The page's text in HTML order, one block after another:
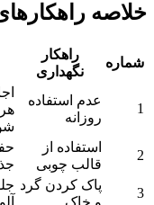
خلاصه
شماره
راهکار
نگهداری
1
عدم استفاده
روزانه
2
استفاده از
قالب چوبی
3
پاک کردن گرد